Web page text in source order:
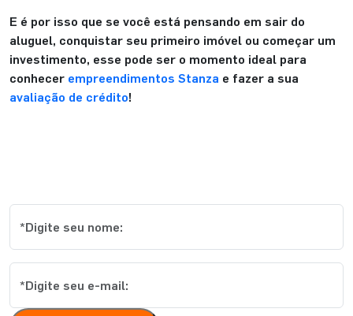
E é por isso que se você está pensando em sair do
aluguel, conquistar seu primeiro imóvel ou começar um
investimento, esse pode ser o momento ideal para
conhecer empreendimentos Stanza e fazer a sua
avaliação de crédito!